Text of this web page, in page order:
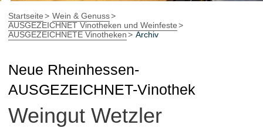
Startseite
Wein & Genuss
AUSGEZEICHNET Vinotheken und Weinfeste
AUSGEZEICHNETE Vinotheken
Archiv
Neue Rheinhessen-
AUSGEZEICHNET-Vinothek
Weingut Wetzler